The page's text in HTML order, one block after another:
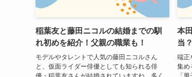
稲葉友と藤田ニコルの結婚までの馴
れ初めを紹介！父親の職業も！
モデルやタレントで人気の藤田ニコルさん
と、仮面ライダー俳優としても知られる俳
本
当
端正
集め